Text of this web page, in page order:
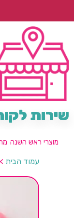
שירות
מוצרי ראש השנה
עמוד הבית